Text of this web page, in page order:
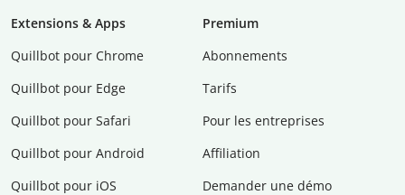
Extensions & Apps
Quillbot pour Chrome
Quillbot pour Edge
Quillbot pour Safari
Quillbot pour Android
Quillbot pour iOS
Premium
Abonnements
Tarifs
Pour les entreprises
Affiliation
Demander une démo